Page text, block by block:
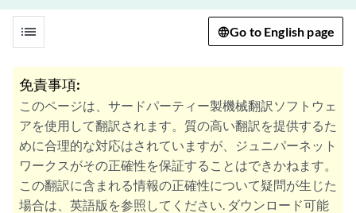
list Go to English page
免責事項:
このページは、サードパーティー製機械翻訳ソフトウェ
アを使用して翻訳されます。質の高い翻訳を提供するた
めに合理的な対応はされていますが、ジュニパーネット
ワークスがその正確性を保証することはできかねます。
この翻訳に含まれる情報の正確性について疑問が生じた
場合は、英語版を参照してください. ダウンロード可能